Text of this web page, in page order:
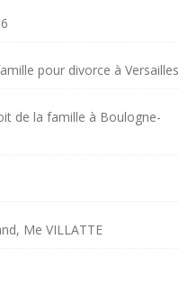
pour divorce à Versailles
de la famille à Boulogne-
Me VILLATTE